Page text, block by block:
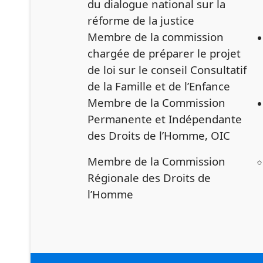
du dialogue national sur la
réforme de la justice
Membre de la commission
chargée de préparer le projet
de loi sur le conseil Consultatif
de la Famille et de l’Enfance
Membre de la Commission
Permanente et Indépendante
des Droits de l’Homme, OIC
Membre de la Commission
Régionale des Droits de
l’Homme